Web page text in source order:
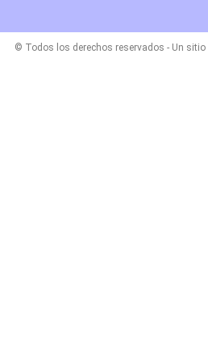
© Todos los derechos reservados - Un sitio